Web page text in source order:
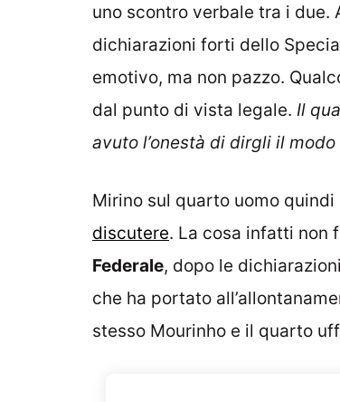
uno scontro verbale tra i
dichiarazioni forti dello
emotivo, ma non pazzo.
dal punto di vista legale. Il
avuto l’onestà di dirgli il
Mirino sul quarto uomo quindi
discutere. La cosa infatti non
Federale, dopo le
che ha portato
stesso Mourinho e il quarto